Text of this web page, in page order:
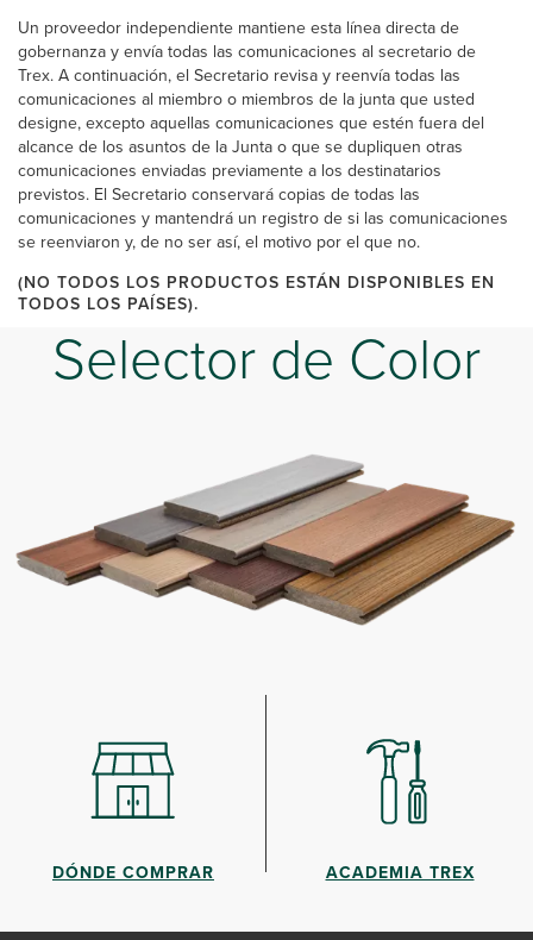
Un proveedor independiente mantiene esta línea directa de
gobernanza y envía todas las comunicaciones al secretario de
Trex. A continuación, el Secretario revisa y reenvía todas las
comunicaciones al miembro o miembros de la junta que usted
designe, excepto aquellas comunicaciones que estén fuera del
alcance de los asuntos de la Junta o que se dupliquen otras
comunicaciones enviadas previamente a los destinatarios
previstos. El Secretario conservará copias de todas las
comunicaciones y mantendrá un registro de si las comunicaciones
se reenviaron y, de no ser así, el motivo por el que no.
(NO TODOS LOS PRODUCTOS ESTÁN DISPONIBLES EN
TODOS LOS PAÍSES).
Selector de Color
DÓNDE COMPRAR ACADEMIA TREX